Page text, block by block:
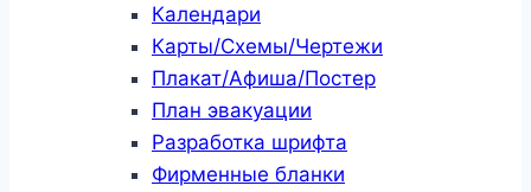
Календари
Карты/Схемы/Чертежи
Плакат/Афиша/Постер
План эвакуации
Разработка шрифта
Фирменные бланки